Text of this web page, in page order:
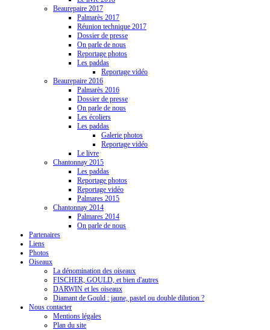
Beaurepaire 2017
Palmarès 2017
Réunion technique 2017
Dossier de presse
On parle de nous
Reportage photos
Les paddas
Reportage vidéo
Beaurepaire 2016
Palmarès 2016
Dossier de presse
On parle de nous
Les écoliers
Les paddas
Galerie photos
Reportage vidéo
Le livre
Chantonnay 2015
Les paddas
Reportage photos
Reportage vidéo
Palmares 2015
Chantonnay 2014
Palmares 2014
On parle de nous
Partenaires
Liens
Photos
Oiseaux
La dénomination des oiseaux
FISCHER, GOULD, et bien d'autres
DARWIN et les oiseaux
Diamant de Gould : jaune, pastel ou double dilution ?
Nous contacter
Mentions légales
Plan du site